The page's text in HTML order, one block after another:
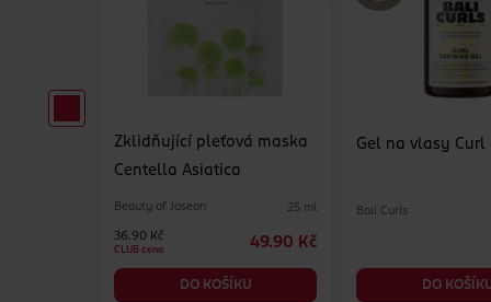
Zklidňující pleťová maska
Centella Asiatica
Beauty of Joseon 25 ml
36.90 Kč
CLUB cena 49.90 Kč
DO KOŠÍKU
Gel na vlasy Curl
Bali Curls
DO